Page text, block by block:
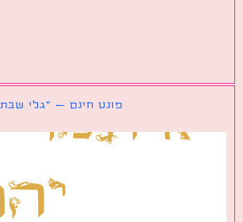
פונט חינם – ״גלי שבת שלום״